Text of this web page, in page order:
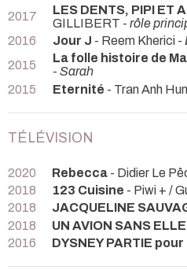
2017
LES DENTS, PIPI ET
GILLIBERT - rôle
2016
Jour J - Reem Kherici -
2015
La folle histoire de
- Sarah
2015
Eternité - Tran Anh
TÉLÉVISION
2020 Rebecca - Didier Le
2018
123 Cuisine - Piwi + /
2018
JACQUELINE
2018
UN AVION SANS ELLE
2016
DYSNEY PARTIE pour